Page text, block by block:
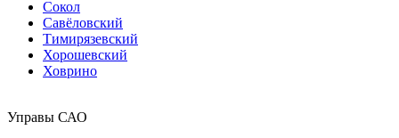
Сокол
Савёловский
Тимирязевский
Хорошевский
Ховрино
Управы САО